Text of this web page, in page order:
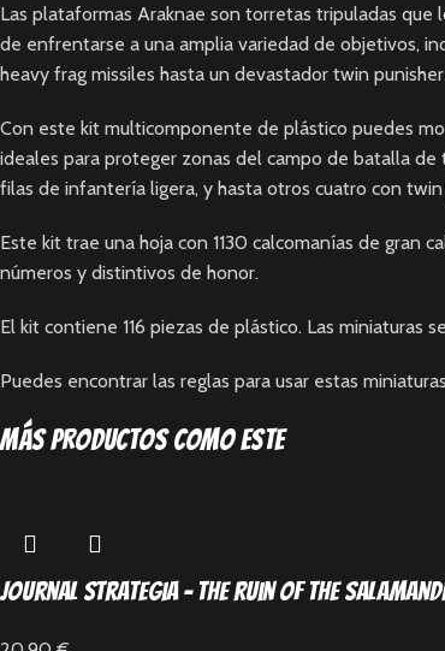
Las plataformas Araknae son torretas tripuladas
de enfrentarse a una amplia variedad de objetivos,
heavy frag missiles hasta un devastador twin
Con este kit multicomponente de plástico puedes
ideales para proteger zonas del campo de batalla de
filas de infantería ligera, y hasta otros cuatro con
Este kit trae una hoja con 1130 calcomanías de gran
números y distintivos de honor.
El kit contiene 116 piezas de plástico. Las
Puedes encontrar las reglas para usar estas
Más productos como este
Journal Strategia – The Ruin of the